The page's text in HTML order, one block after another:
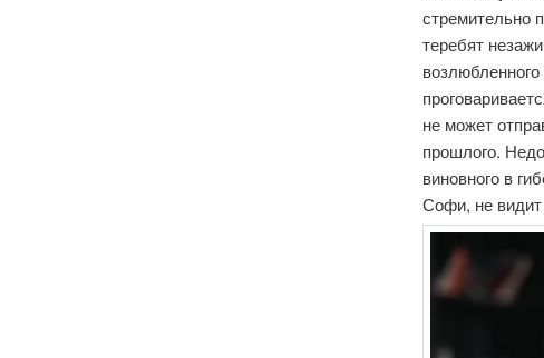
стремительно
теребят
не может
прошлого.
виновного в
Софи, не